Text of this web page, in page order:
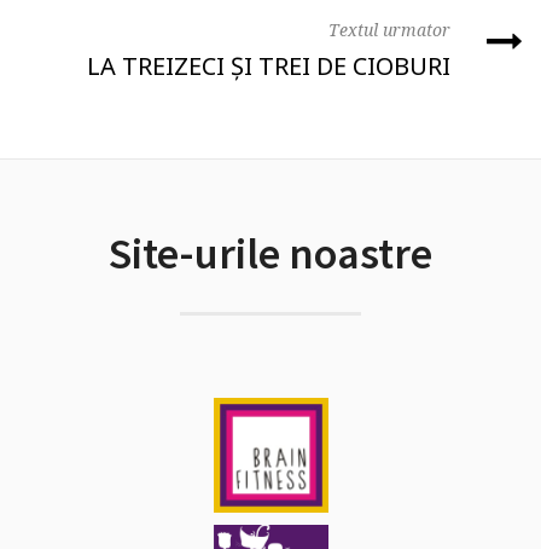
Textul urmator
LA TREIZECI ȘI TREI DE CIOBURI
Site-urile noastre